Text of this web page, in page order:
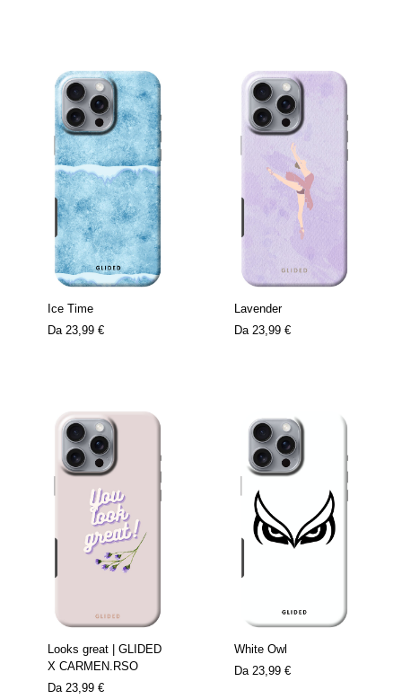
Ice Time
Da 23,99 €
Lavender
Da 23,99 €
Looks great | GLIDED
X CARMEN.RSO
Da 23,99 €
White Owl
Da 23,99 €